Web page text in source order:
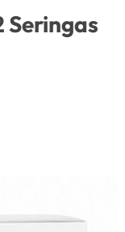
Seringas